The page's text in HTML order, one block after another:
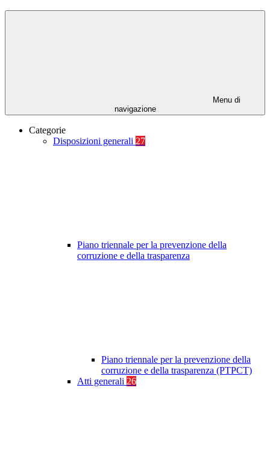
Menu di
navigazione
Categorie
Disposizioni generali 27
Piano triennale per la prevenzione della
corruzione e della trasparenza
Piano triennale per la prevenzione della
corruzione e della trasparenza (PTPCT)
Atti generali 26